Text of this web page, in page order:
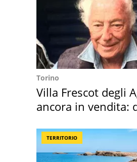
Torino
Villa Frescot degli
ancora in vendita:
TERRITORIO